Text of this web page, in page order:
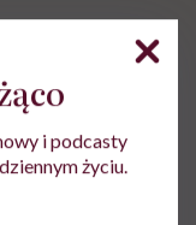
i podcasty
życiu.